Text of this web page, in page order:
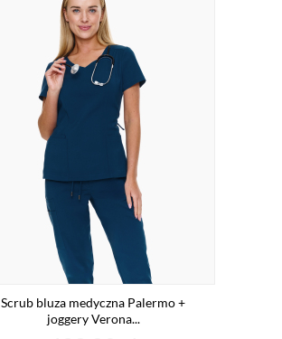
Scrub bluza medyczna Palermo +
joggery Verona...